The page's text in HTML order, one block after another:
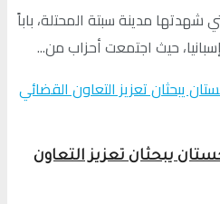
شهدتها مدينة سبتة المحتلة، باباً
حيث اجتمعت أحزاب من...
يبحثان تعزيز التعاون